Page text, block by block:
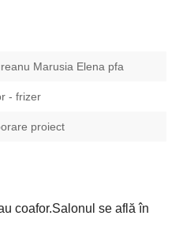
Marusia Elena pfa
- frizer
proiect
coafor.Salonul se află în